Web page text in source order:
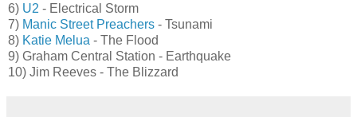
6) U2 - Electrical Storm
7) Manic Street Preachers - Tsunami
8) Katie Melua - The Flood
9) Graham Central Station - Earthquake
10) Jim Reeves - The Blizzard